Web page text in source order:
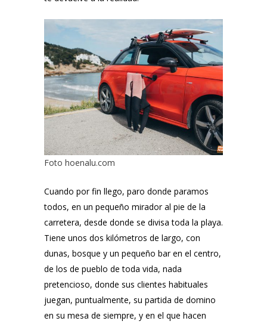
Foto hoenalu.com
Cuando por fin llego, paro donde paramos
todos, en un pequeño mirador al pie de la
carretera, desde donde se divisa toda la playa.
Tiene unos dos kilómetros de largo, con
dunas, bosque y un pequeño bar en el centro,
de los de pueblo de toda vida, nada
pretencioso, donde sus clientes habituales
juegan, puntualmente, su partida de domino
en su mesa de siempre, y en el que hacen